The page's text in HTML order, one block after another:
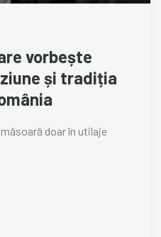
vorbește
și tradiția
doar în utilaje